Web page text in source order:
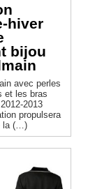
hiver
bijou
avec perles
et les bras
2013
propulsera
la (…)